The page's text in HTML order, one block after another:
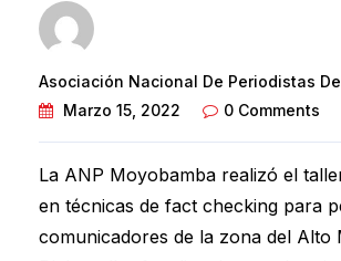
Asociación Nacional De Periodistas
Marzo 15, 2022
0 Comments
La ANP Moyobamba realizó el
en técnicas de fact checking para
comunicadores de la zona del Alto